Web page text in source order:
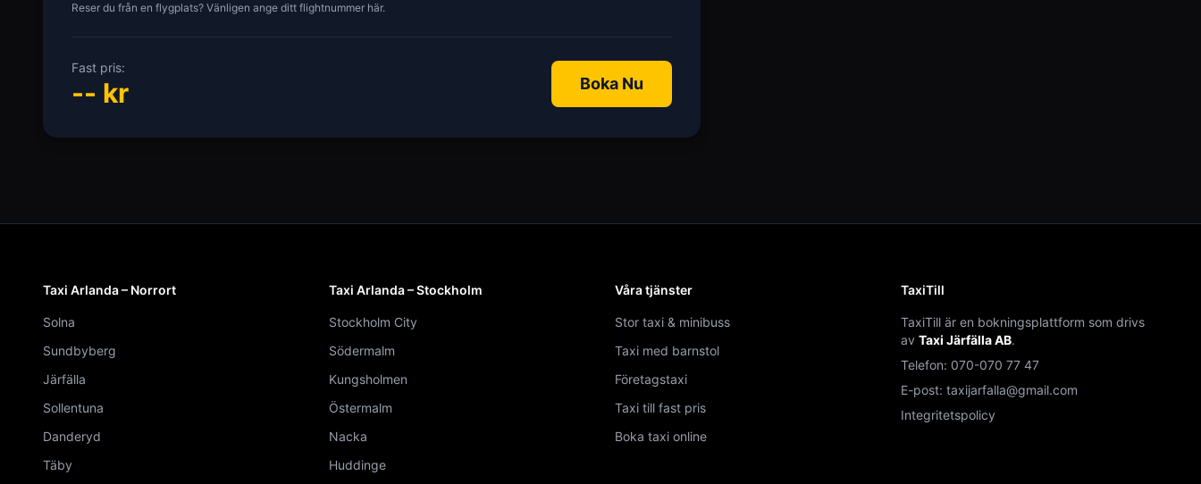
Reser du från en flygplats? Vänligen ange ditt flightnummer här.
Fast pris:
-- kr Boka Nu
Taxi Arlanda – Norrort
Solna
Sundbyberg
Järfälla
Sollentuna
Danderyd
Täby
Taxi Arlanda – Stockholm
Stockholm City
Södermalm
Kungsholmen
Östermalm
Nacka
Huddinge
Våra tjänster
Stor taxi & minibuss
Taxi med barnstol
Företagstaxi
Taxi till fast pris
Boka taxi online
TaxiTill
TaxiTill är en bokningsplattform som drivs
av Taxi Järfälla AB.
Telefon: 070-070 77 47
E-post: taxijarfalla@gmail.com
Integritetspolicy